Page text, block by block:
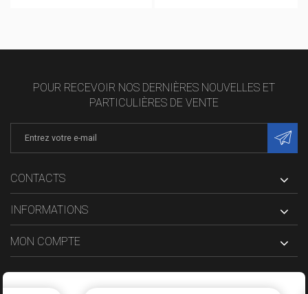
POUR RECEVOIR NOS DERNIÈRES NOUVELLES ET
PARTICULIÈRES DE VENTE
CONTACTS
INFORMATIONS
MON COMPTE